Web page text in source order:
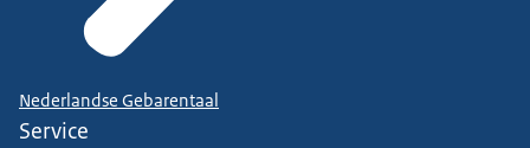
Nederlandse Gebarentaal
Service